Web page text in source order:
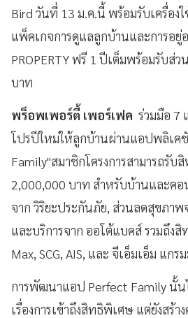
Bird วันที่ 13 ม.ค.นี้ พร้อมรับเครื่อง
แพ็คเกจการดูแลลูกบ้านและการอยู่
PROPERTY ฟรี 1 ปีเต็มพร้อมรับส่
บาท
พร็อพเพอร์ตี้ เพอร์เฟค ร่วมมือ 7
โปรปีใหม่ให้ลูกบ้านผ่านแอปพลิเค
Family"สมาชิกโครงการสามารถรับ
2,000,000 บาท สำหรับบ้านและค
จาก วิริยะประกันภัย, ส่วนลดสุขภาพ
และบริการจาก ออโต้แบคส์ รวมถึง
Max, SCG, AIS, และ จีเอ็มเอ็ม แกร
การพัฒนาแอป Perfect Family นั้น
เรื่องการเข้าถึงสิทธิพิเศษ แต่ยังสร้า